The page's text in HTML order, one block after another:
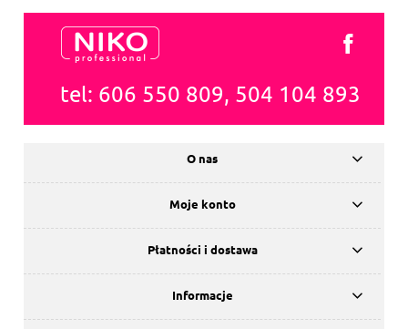
tel: 606 550 809, 504 104 893
O nas
Moje konto
Płatności i dostawa
Informacje